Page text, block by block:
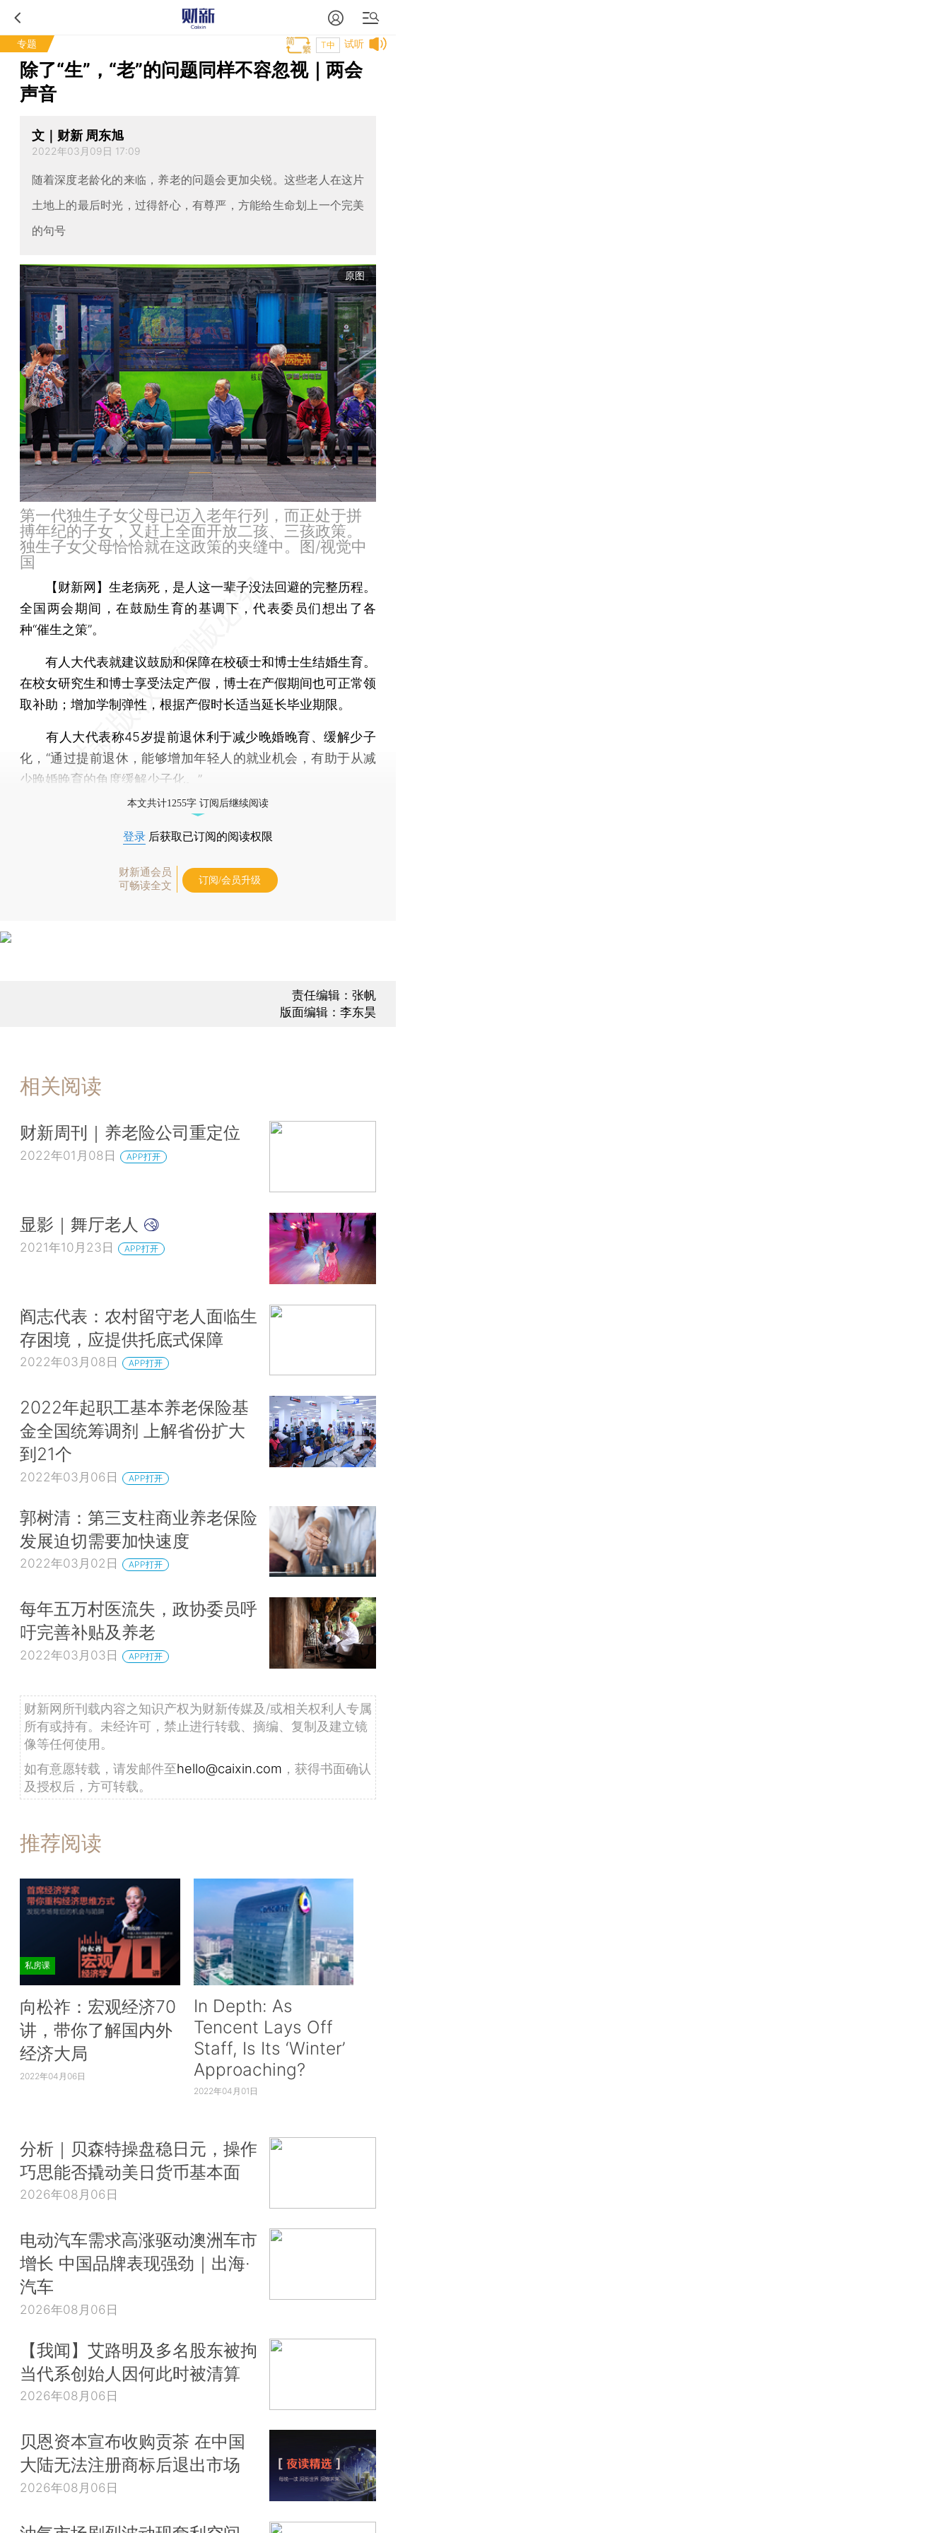
专题 试听
T中
除了“生”，“老”的问题同样不容忽视｜两会
声音
文｜财新 周东旭
2022年03月09日 17:09
随着深度老龄化的来临，养老的问题会更加尖锐。这些老人在这片
土地上的最后时光，过得舒心，有尊严，方能给生命划上一个完美
的句号
原图
第一代独生子女父母已迈入老年行列，而正处于拼
搏年纪的子女，又赶上全面开放二孩、三孩政策。
独生子女父母恰恰就在这政策的夹缝中。图/视觉中
国
【财新网】 生老病死，是人这一辈子没法回避的完整历程。
全国两会期间，在鼓励生育的基调下，代表委员们想出了各
种“催生之策”。
有人大代表就建议鼓励和保障在校硕士和博士生结婚生育。
在校女研究生和博士享受法定产假，博士在产假期间也可正常领
取补助；增加学制弹性，根据产假时长适当延长毕业期限。
有人大代表称45岁提前退休利于减少晚婚晚育、缓解少子
化，“通过提前退休，能够增加年轻人的就业机会，有助于从减
少晚婚晚育的角度缓解少子化。”
本文共计1255字 订阅后继续阅读
登录 后获取已订阅的阅读权限
财新通会员
可畅读全文
订阅/会员升级
责任编辑：张帆
版面编辑：李东昊
相关阅读
财新周刊｜养老险公司重定位
2022年01月08日 APP打开
显影｜舞厅老人
2021年10月23日 APP打开
阎志代表：农村留守老人面临生
存困境，应提供托底式保障
2022年03月08日 APP打开
2022年起职工基本养老保险基
金全国统筹调剂 上解省份扩大
到21个
2022年03月06日 APP打开
郭树清：第三支柱商业养老保险
发展迫切需要加快速度
2022年03月02日 APP打开
每年五万村医流失，政协委员呼
吁完善补贴及养老
2022年03月03日 APP打开
财新网所刊载内容之知识产权为财新传媒及/或相关权利人专属
所有或持有。未经许可，禁止进行转载、摘编、复制及建立镜
像等任何使用。
如有意愿转载，请发邮件至hello@caixin.com ，获得书面确认
及授权后，方可转载。
推荐阅读
私房课
向松祚：宏观经济70
讲，带你了解国内外
经济大局
2022年04月06日
In Depth: As
Tencent Lays Off
Staff, Is Its ‘Winter’
Approaching?
2022年04月01日
分析｜贝森特操盘稳日元，操作
巧思能否撬动美日货币基本面
2026年08月06日
电动汽车需求高涨驱动澳洲车市
增长 中国品牌表现强劲｜出海·
汽车
2026年08月06日
【我闻】艾路明及多名股东被拘
当代系创始人因何此时被清算
2026年08月06日
贝恩资本宣布收购贡茶 在中国
大陆无法注册商标后退出市场
2026年08月06日